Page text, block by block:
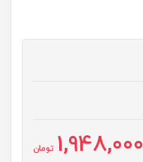
1,948,000 تومان